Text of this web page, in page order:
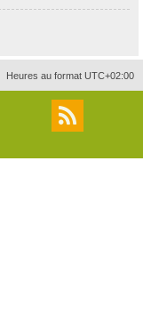
Heures au format UTC+02:00